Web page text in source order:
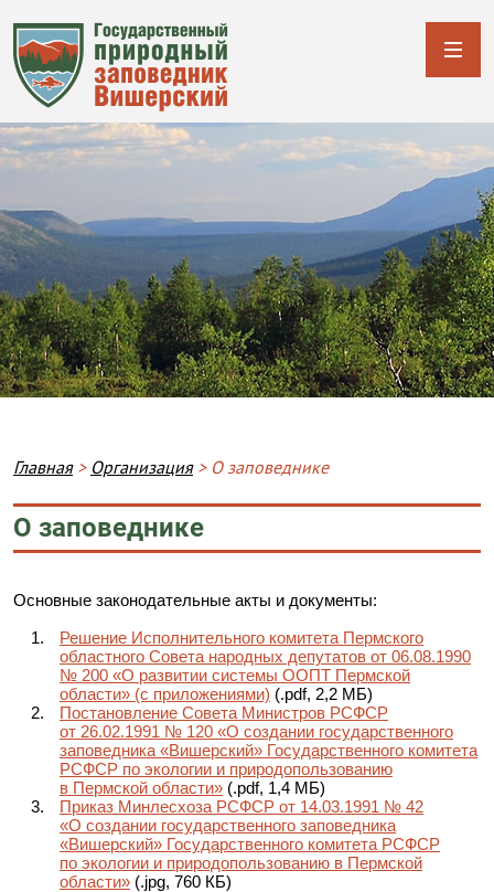
Строка навигации
Главная Организация О заповеднике
О заповеднике
Основные законодательные акты и документы:
Решение Исполнительного комитета Пермского
областного Совета народных депутатов от 06.08.1990
№ 200 «О развитии системы ООПТ Пермской
области» (с приложениями) (.pdf, 2,2 МБ)
Постановление Совета Министров РСФСР
от 26.02.1991 № 120 «О создании государственного
заповедника «Вишерский» Государственного комитета
РСФСР по экологии и природопользованию
в Пермской области» (.pdf, 1,4 МБ)
Приказ Минлесхоза РСФСР от 14.03.1991 № 42
«О создании государственного заповедника
«Вишерский» Государственного комитета РСФСР
по экологии и природопользованию в Пермской
области» (.jpg, 760 КБ)